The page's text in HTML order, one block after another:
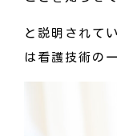
と説明されて
は看護技術の